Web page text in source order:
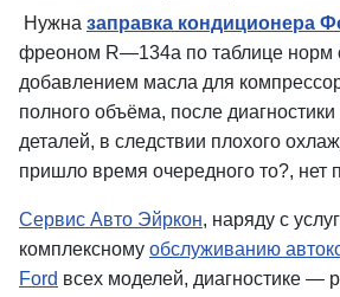
Нужна заправка кондиционера
фреоном R—134a по таблице норм
добавлением масла для
полного объёма, после
деталей, в следствии плохого
пришло время очередного то?, нет
Сервис Авто Эйркон, наряду с
комплексному обслуживанию
Ford всех моделей, диагностике —